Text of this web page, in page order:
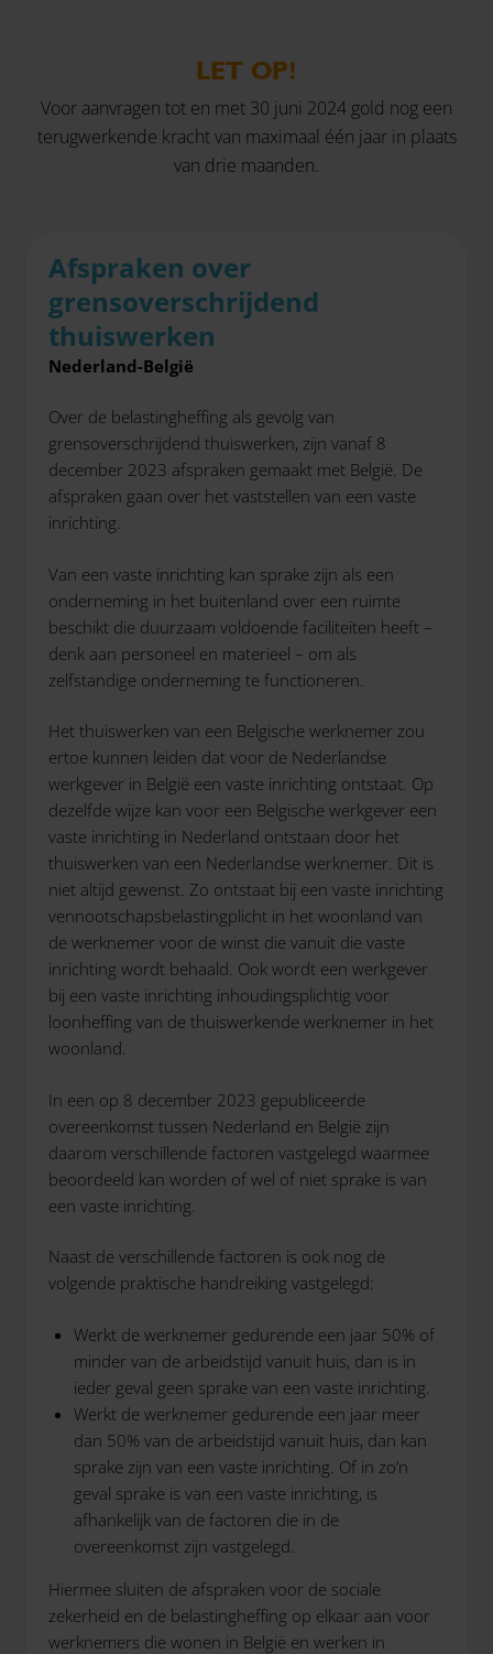
LET OP!
Voor aanvragen tot en met 30 juni 2024 gold nog een
terugwerkende kracht van maximaal één jaar in plaats
van drie maanden.
Afspraken over
grensoverschrijdend
thuiswerken
Nederland-België
Over de belastingheffing als gevolg van
grensoverschrijdend thuiswerken, zijn vanaf 8
december 2023 afspraken gemaakt met België. De
afspraken gaan over het vaststellen van een vaste
inrichting.
Van een vaste inrichting kan sprake zijn als een
onderneming in het buitenland over een ruimte
beschikt die duurzaam voldoende faciliteiten heeft –
denk aan personeel en materieel – om als
zelfstandige onderneming te functioneren.
Het thuiswerken van een Belgische werknemer zou
ertoe kunnen leiden dat voor de Nederlandse
werkgever in België een vaste inrichting ontstaat. Op
dezelfde wijze kan voor een Belgische werkgever een
vaste inrichting in Nederland ontstaan door het
thuiswerken van een Nederlandse werknemer. Dit is
niet altijd gewenst. Zo ontstaat bij een vaste inrichting
vennootschapsbelastingplicht in het woonland van
de werknemer voor de winst die vanuit die vaste
inrichting wordt behaald. Ook wordt een werkgever
bij een vaste inrichting inhoudingsplichtig voor
loonheffing van de thuiswerkende werknemer in het
woonland.
In een op 8 december 2023 gepubliceerde
overeenkomst tussen Nederland en België zijn
daarom verschillende factoren vastgelegd waarmee
beoordeeld kan worden of wel of niet sprake is van
een vaste inrichting.
Naast de verschillende factoren is ook nog de
volgende praktische handreiking vastgelegd:
Werkt de werknemer gedurende een jaar 50% of
minder van de arbeidstijd vanuit huis, dan is in
ieder geval geen sprake van een vaste inrichting.
Werkt de werknemer gedurende een jaar meer
dan 50% van de arbeidstijd vanuit huis, dan kan
sprake zijn van een vaste inrichting. Of in zo’n
geval sprake is van een vaste inrichting, is
afhankelijk van de factoren die in de
overeenkomst zijn vastgelegd.
Hiermee sluiten de afspraken voor de sociale
zekerheid en de belastingheffing op elkaar aan voor
werknemers die wonen in België en werken in